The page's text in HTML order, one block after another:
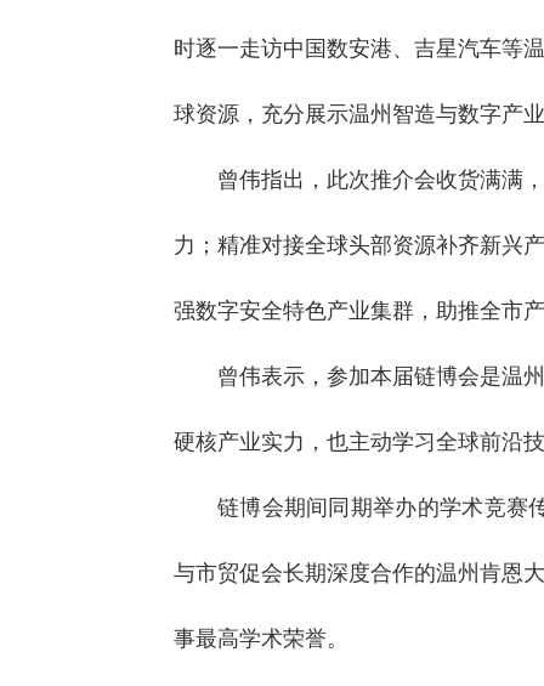
时逐一走访中国数安港、吉星汽车等
球资源，充分展示温州智造与数字产
曾伟指出，此次推介会收货满满
力；精准对接全球头部资源补齐新兴
强数字安全特色产业集群，助推全市
曾伟表示，参加本届链博会是温
硬核产业实力，也主动学习全球前沿
链博会期间同期举办的学术竞赛
与市贸促会长期深度合作的温州肯恩
事最高学术荣誉。